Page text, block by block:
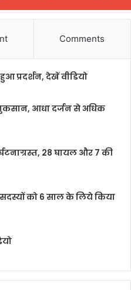
Comments
प्रदर्शन, देखें वीडियो
नुकसान, आधा दर्जन से अधिक
28 घायल और 7 की
को 6 साल के लिये किया